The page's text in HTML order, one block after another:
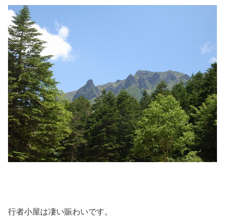
行者小屋は凄い賑わいです。